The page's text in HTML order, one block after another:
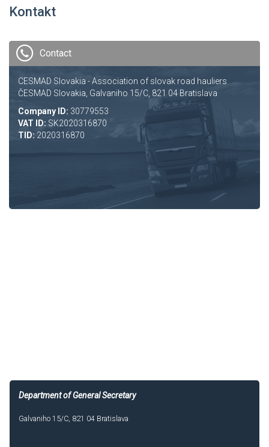
Kontakt
Contact
CESMAD Slovakia - Association of slovak road hauliers
ČESMAD Slovakia, Galvaniho 15/C, 821 04 Bratislava
Company ID: 30779553
VAT ID: SK2020316870
TID: 2020316870
Department of General Secretary
Galvaniho 15/C, 821 04 Bratislava